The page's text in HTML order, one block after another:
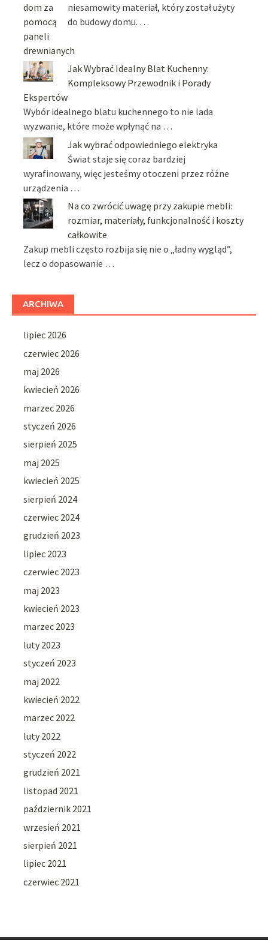
niesamowity materiał, który został użyty
do budowy domu. …
Jak Wybrać Idealny Blat Kuchenny:
Kompleksowy Przewodnik i Porady
Ekspertów
Wybór idealnego blatu kuchennego to nie lada
wyzwanie, które może wpłynąć na …
Jak wybrać odpowiedniego elektryka
Świat staje się coraz bardziej
wyrafinowany, więc jesteśmy otoczeni przez różne
urządzenia …
Na co zwrócić uwagę przy zakupie mebli:
rozmiar, materiały, funkcjonalność i koszty
całkowite
Zakup mebli często rozbija się nie o „ładny wygląd”,
lecz o dopasowanie …
ARCHIWA
lipiec 2026
czerwiec 2026
maj 2026
kwiecień 2026
marzec 2026
styczeń 2026
sierpień 2025
maj 2025
kwiecień 2025
sierpień 2024
czerwiec 2024
grudzień 2023
lipiec 2023
czerwiec 2023
maj 2023
kwiecień 2023
marzec 2023
luty 2023
styczeń 2023
maj 2022
kwiecień 2022
marzec 2022
luty 2022
styczeń 2022
grudzień 2021
listopad 2021
październik 2021
wrzesień 2021
sierpień 2021
lipiec 2021
czerwiec 2021